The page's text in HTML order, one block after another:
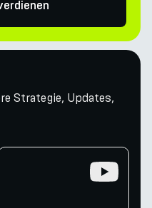
Strategie, Updates,